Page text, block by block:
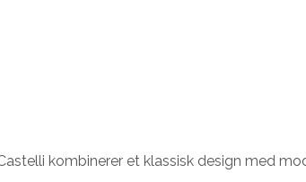
kombinerer et klassisk design med